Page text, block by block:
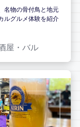
名物の骨付鳥と地元
ルグルメ体験を紹介
屋・バル